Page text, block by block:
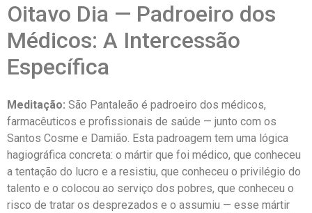
Oitavo Dia — Padroeiro dos
Médicos: A Intercessão
Específica
Meditação: São Pantaleão é padroeiro dos médicos,
farmacêuticos e profissionais de saúde — junto com os
Santos Cosme e Damião. Esta padroagem tem uma lógica
hagiográfica concreta: o mártir que foi médico, que conheceu
a tentação do lucro e a resistiu, que conheceu o privilégio do
talento e o colocou ao serviço dos pobres, que conheceu o
risco de tratar os desprezados e o assumiu — esse mártir